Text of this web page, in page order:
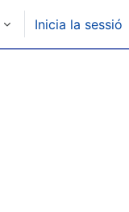
Inicia la sessió